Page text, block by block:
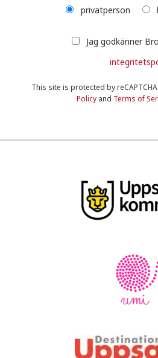
privatperson
Jag godkänner
This site is protected by
Policyand Terms of